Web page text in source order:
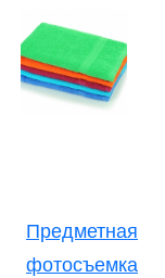
Предметная
фотосъемка